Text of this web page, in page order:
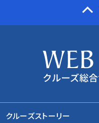
クルーズストーリー